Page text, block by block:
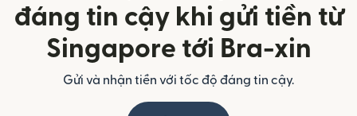
đáng tin cậy khi gửi tiền từ
Singapore tới Bra-xin
Gửi và nhận tiền với tốc độ đáng tin cậy.